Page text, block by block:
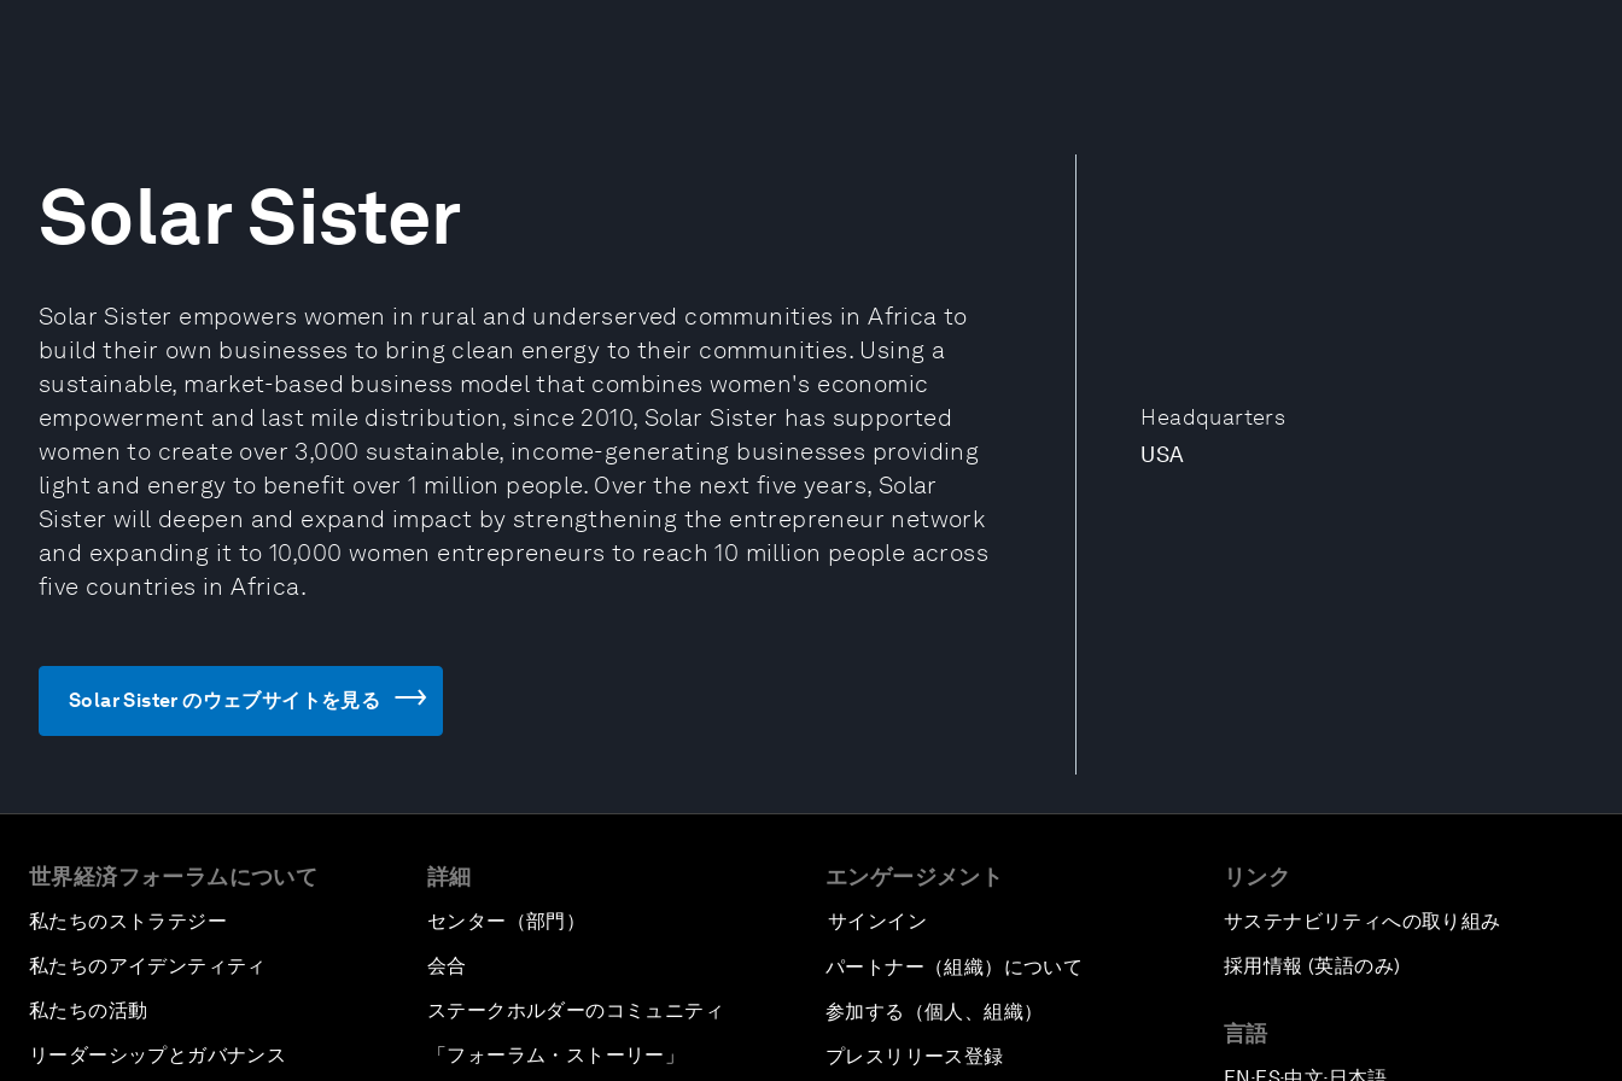
Headquarters
USA
Solar Sister
Solar Sister empowers women in rural and underserved communities in Africa to
build their own businesses to bring clean energy to their communities. Using a
sustainable, market-based business model that combines women's economic
empowerment and last mile distribution, since 2010, Solar Sister has supported
women to create over 3,000 sustainable, income-generating businesses providing
light and energy to benefit over 1 million people. Over the next five years, Solar
Sister will deepen and expand impact by strengthening the entrepreneur network
and expanding it to 10,000 women entrepreneurs to reach 10 million people across
five countries in Africa.
Solar Sister のウェブサイトを見る
世界経済フォーラムについて
私たちのストラテジー
私たちのアイデンティティ
私たちの活動
リーダーシップとガバナンス
詳細
センター（部門）
会合
ステークホルダーのコミュニティ
「フォーラム・ストーリー」
エンゲージメント
サインイン
パートナー（組織）について
参加する（個人、組織）
プレスリリース登録
リンク
サステナビリティへの取り組み
採用情報 (英語のみ)
言語
▪ ▪ ▪